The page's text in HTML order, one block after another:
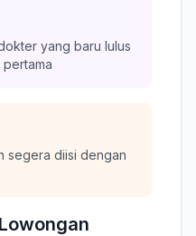
yang baru lulus
segera diisi dengan